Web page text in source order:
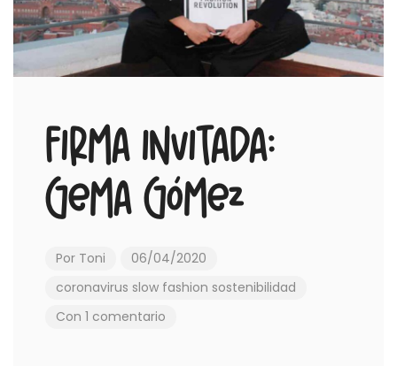
Firma Invitada:
Gema Gómez
Por Toni
06/04/2020
coronavirus slow fashion sostenibilidad
Con 1 comentario